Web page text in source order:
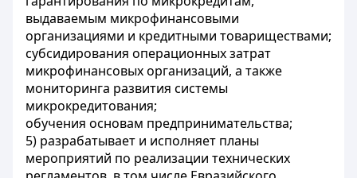
выдаваемым микрофинансовыми
организациями и кредитными товариществами;
субсидирования операционных затрат
микрофинансовых организаций, а также
мониторинга развития системы
микрокредитования;
обучения основам предпринимательства;
5) разрабатывает и исполняет планы
мероприятий по реализации технических